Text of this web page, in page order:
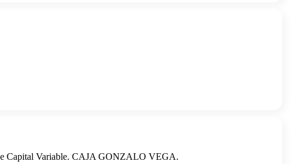
Capital Variable. CAJA GONZALO VEGA.